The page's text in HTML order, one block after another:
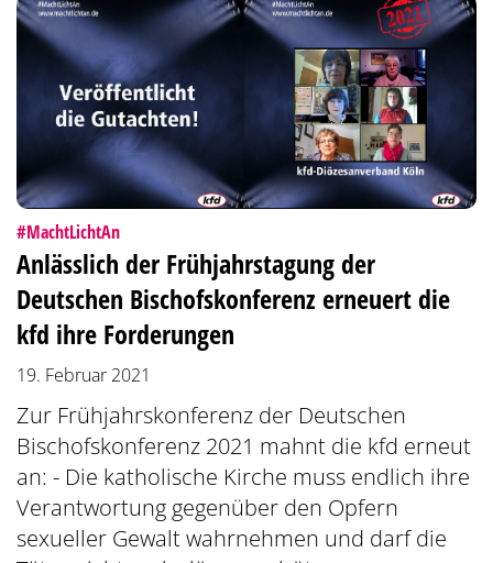
#MachtLichtAn:
Anlässlich der Frühjahrstagung der
Deutschen Bischofskonferenz erneuert die
kfd ihre Forderungen
19. Februar 2021
Zur Frühjahrskonferenz der Deutschen
Bischofskonferenz 2021 mahnt die kfd erneut
an: - Die katholische Kirche muss endlich ihre
Verantwortung gegenüber den Opfern
sexueller Gewalt wahrnehmen und darf die